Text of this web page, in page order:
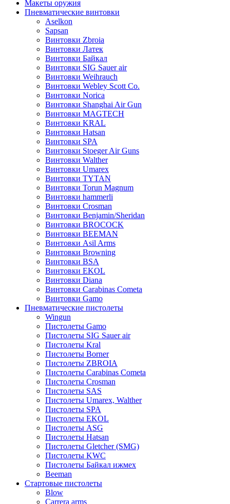
Макеты оружия
Пневматические винтовки
Aselkon
Sapsan
Винтовки Zbroia
Винтовки Латек
Винтовки Байкал
Винтовки SIG Sauer air
Винтовки Weihrauch
Винтовки Webley Scott Co.
Винтовки Norica
Винтовки Shanghai Air Gun
Винтовки MAGTECH
Винтовки KRAL
Винтовки Hatsan
Винтовки SPA
Винтовки Stoeger Air Guns
Винтовки Walther
Винтовки Umarex
Винтовки TYTAN
Винтовки Torun Magnum
Винтовки hammerli
Винтовки Crosman
Винтовки Benjamin/Sheridan
Винтовки BROCOCK
Винтовки BEEMAN
Винтовки Asil Arms
Винтовки Browning
Винтовки BSA
Винтовки EKOL
Винтовки Diana
Винтовки Carabinas Cometa
Винтовки Gamo
Пневматические пистолеты
Wingun
Пистолеты Gamo
Пистолеты SIG Sauer air
Пистолеты Kral
Пистолеты Borner
Пистолеты ZBROIA
Пистолеты Carabinas Cometa
Пистолеты Crosman
Пистолеты SAS
Пистолеты Umarex, Walther
Пистолеты SPA
Пистолеты EKOL
Пистолеты ASG
Пистолеты Hatsan
Пистолеты Gletcher (SMG)
Пистолеты KWC
Пистолеты Байкал ижмех
Beeman
Стартовые пистолеты
Blow
Carrera arms